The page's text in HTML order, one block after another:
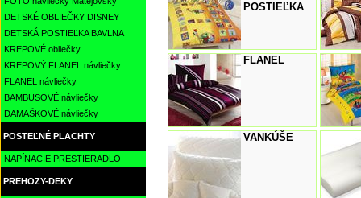
DETSKÉ OBLIEČKY DISNEY
DETSKÁ POSTIEĽKA BAVLNA
KREPOVÉ obliečky
KREPOVÝ FLANEL návliečky
FLANEL návliečky
BAMBUSOVÉ návliečky
DAMAŠKOVÉ návliečky
POSTEĽNÉ PLACHTY
NAPÍNACIE PRESTIERADLO
PREHOZY-DEKY
POSTIEĽKA
FLANEL
VANKÚŠE